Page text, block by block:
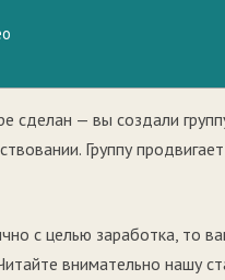
сделан — вы создали
Группу
с целью заработка, то
внимательно нашу